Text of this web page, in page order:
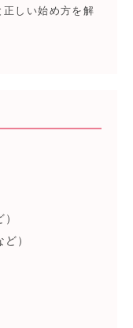
しい始め方を解
）